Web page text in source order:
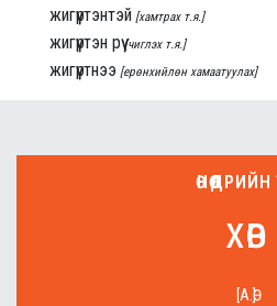
жигүүртэнтэй [хамтрах т.я.]
жигүүртэн рүү [чиглэх т.я.]
жигүүртнээ [ерөнхийлөн хамаатуулах]
хөв
[А.Ө]